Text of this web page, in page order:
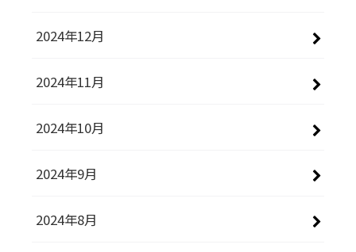
2024年12月
2024年11月
2024年10月
2024年9月
2024年8月